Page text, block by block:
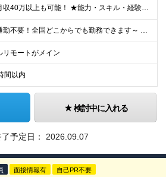
★月収40万以上も可能！ ★能力・スキル・経験を考慮した年収額を設定します ■月給20万円～40万円＋決算賞与 ※経験・スキルを考慮のうえ決定します ※給与にはみなし残業代40時間分を含む。そのほか
～通勤不要！全国どこからでも勤務できます～ ■完全在宅勤務のため、業務はご自宅で行っていただきます 【本社】 東京都港区南青山3-8-40 青山センタービル2階 ※変更の範囲：上記を除く当社関連勤
リモートがメイン
間以内
検討中に入れる
予定日： 2026.09.07
面接情報有
自己PR不要